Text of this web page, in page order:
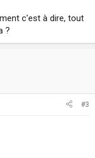
c'est à dire, tout
?
#3